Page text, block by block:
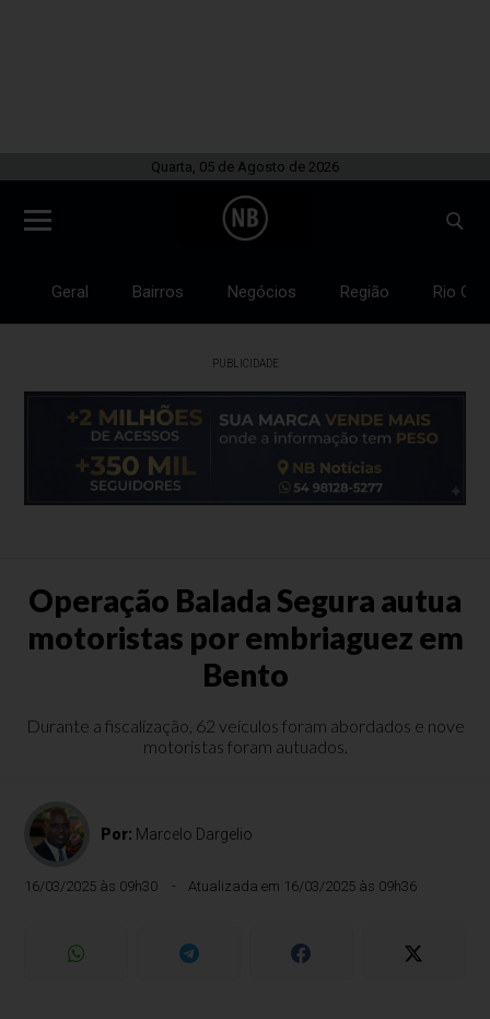
Quarta, 05 de Agosto de 2026
Geral Bairros Negócios Região Rio
PUBLICIDADE
Operação Balada Segura autua
motoristas por embriaguez em
Bento
Durante a fiscalização, 62 veículos foram abordados e nove
motoristas foram autuados.
Por: Marcelo Dargelio
16/03/2025 às 09h30 Atualizada em 16/03/2025 às 09h36